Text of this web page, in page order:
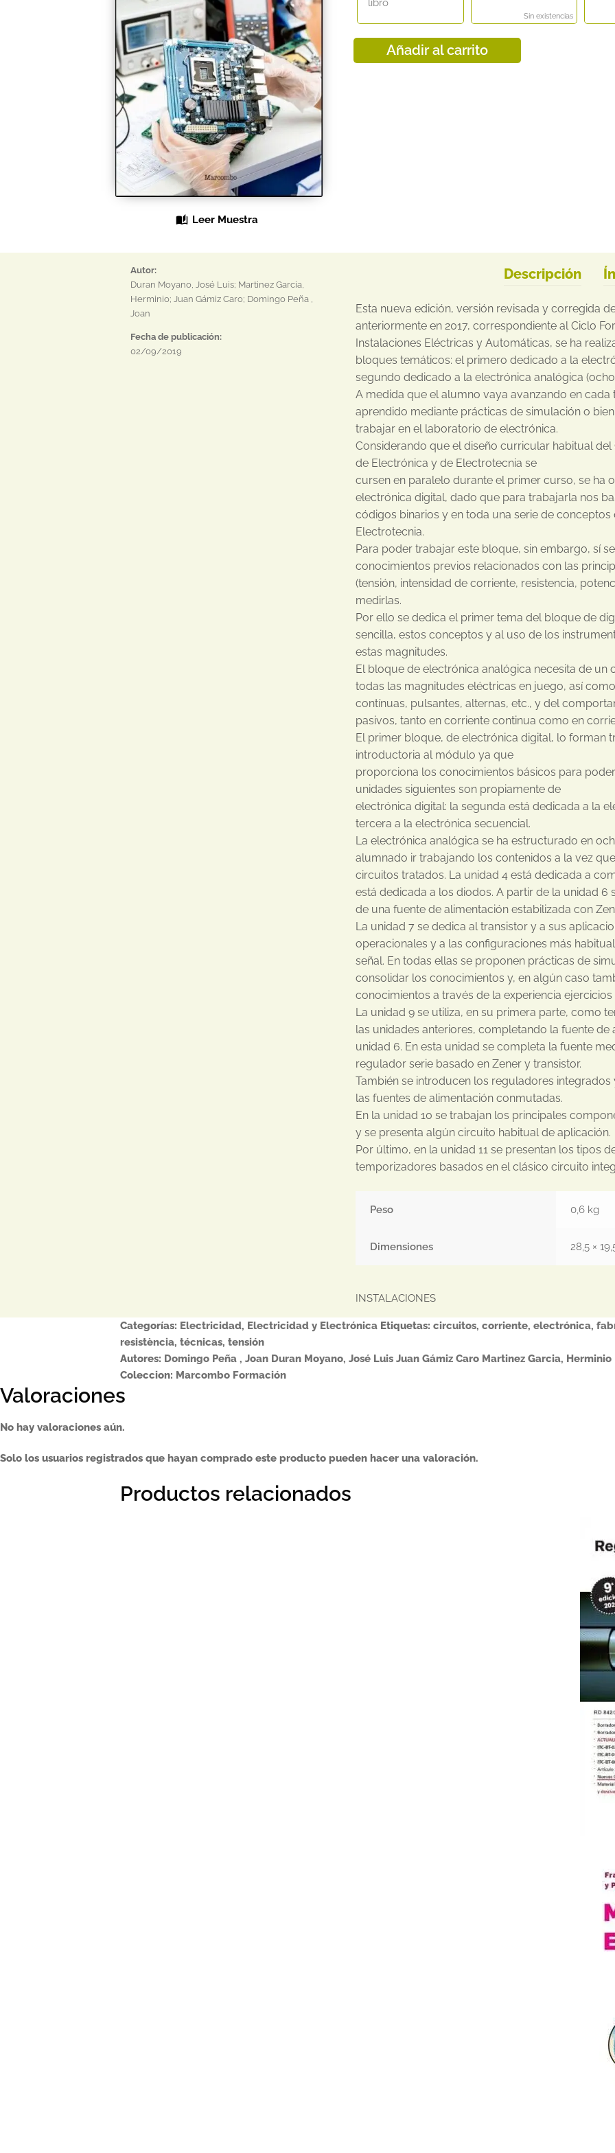
Leer Muestra
libro
Sin existencias
Añadir al carrito
Autor:
Duran Moyano, José Luis; Martinez Garcia,
Herminio; Juan Gámiz Caro; Domingo Peña ,
Joan
Fecha de publicación:
02/09/2019
Descripción
Esta nueva edición, versión revisada y corregida
anteriormente en 2017, correspondiente al Ciclo
Instalaciones Eléctricas y Automáticas, se ha
bloques temáticos: el primero dedicado a la
segundo dedicado a la electrónica analógica
A medida que el alumno vaya avanzando en
aprendido mediante prácticas de simulación o
trabajar en el laboratorio de electrónica.
Considerando que el diseño curricular habitual
de Electrónica y de Electrotecnia se
cursen en paralelo durante el primer curso, se ha
electrónica digital, dado que para trabajarla nos
códigos binarios y en toda una serie de conceptos
Electrotecnia.
Para poder trabajar este bloque, sin embargo, sí
conocimientos previos relacionados con las
(tensión, intensidad de corriente, resistencia,
medirlas.
Por ello se dedica el primer tema del bloque de
sencilla, estos conceptos y al uso de los
estas magnitudes.
El bloque de electrónica analógica necesita de
todas las magnitudes eléctricas en juego, así
contínuas, pulsantes, alternas, etc., y del
pasivos, tanto en corriente continua como en
El primer bloque, de electrónica digital, lo forman
introductoria al módulo ya que
proporciona los conocimientos básicos para
unidades siguientes son propiamente de
electrónica digital: la segunda está dedicada a la
tercera a la electrónica secuencial.
La electrónica analógica se ha estructurado en
alumnado ir trabajando los contenidos a la vez
circuitos tratados. La unidad 4 está dedicada a
está dedicada a los diodos. A partir de la unidad 6
de una fuente de alimentación estabilizada con
La unidad 7 se dedica al transistor y a sus
operacionales y a las configuraciones más
señal. En todas ellas se proponen prácticas de
consolidar los conocimientos y, en algún caso
conocimientos a través de la experiencia
La unidad 9 se utiliza, en su primera parte, como
las unidades anteriores, completando la fuente de
unidad 6. En esta unidad se completa la fuente
regulador serie basado en Zener y transistor.
También se introducen los reguladores
las fuentes de alimentación conmutadas.
En la unidad 10 se trabajan los principales
y se presenta algún circuito habitual de aplicación.
Por último, en la unidad 11 se presentan los tipos
temporizadores basados en el clásico circuito
Peso 0,6 kg
Dimensiones 28,5 ×
INSTALACIONES
Categorías: Electricidad, Electricidad y Electrónica Etiquetas: circuitos, corriente, electrónica,
resistència, técnicas, tensión
Autores: Domingo Peña , Joan Duran Moyano, José Luis Juan Gámiz Caro Martinez Garcia, Herminio
Coleccion: Marcombo Formación
Valoraciones
No hay valoraciones aún.
Solo los usuarios registrados que hayan comprado este producto pueden hacer una valoración.
Productos relacionados